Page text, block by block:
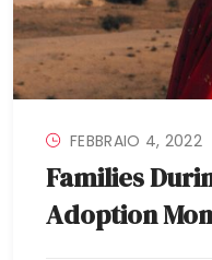
FEBBRAIO 4, 2022
Families
Adoption